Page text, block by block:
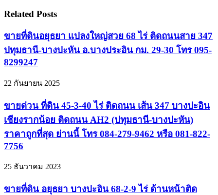
Related Posts
ขายที่ดินอยุธยา แปลงใหญ่สวย 68 ไร่ ติดถนนสาย 347
ปทุมธานี-บางปะหัน อ.บางประอิน กม. 29-30 โทร 095-
8299247
22 กันยายน 2025
ขายด่วน ที่ดิน 45-3-40 ไร่ ติดถนน เส้น 347 บางปะอิน
เชียงรากน้อย ติดถนน AH2 (ปทุมธานี-บางปะหัน)
ราคาถูกที่สุด ย่านนี้ โทร 084-279-9462 หรือ 081-822-
7756
25 ธันวาคม 2023
ขายที่ดิน อยุธยา บางปะอิน 68-2-9 ไร่ ด้านหน้าติด